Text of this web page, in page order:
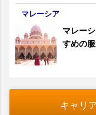
マレーシア
マレー
すめの
キャリ